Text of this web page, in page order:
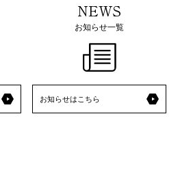
NEWS
お知らせ一覧
お知らせはこちら